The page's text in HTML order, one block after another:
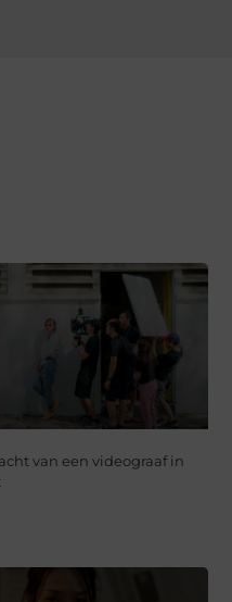
van een videograaf in